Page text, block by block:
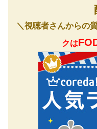
＼視聴者さんからの
クは